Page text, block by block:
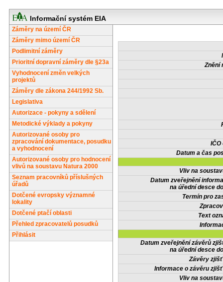
Informační systém EIA
Záměry na území ČR
Záměry mimo území ČR
Podlimitní záměry
Prioritní dopravní záměry dle §23a
Vyhodnocení změn velkých
projektů
Záměry dle zákona 244/1992 Sb.
Legislativa
Autorizace - pokyny a sdělení
Metodické výklady a pokyny
Autorizované osoby pro
zpracování dokumentace, posudku
a vyhodnocení
Autorizované osoby pro hodnocení
vlivů na soustavu Natura 2000
Seznam pracovníků příslušných
úřadů
Dotčené evropsky významné
lokality
Dotčené ptačí oblasti
Přehled zpracovatelů posudků
Přihlásit
Znění
IČO
Datum a čas
Vliv na
Datum zveřejnění
na úřední desce
Termín pro
Text
Datum zveřejnění závěrů
na úřední desce
Závěry
Informace o závěru
Vliv na